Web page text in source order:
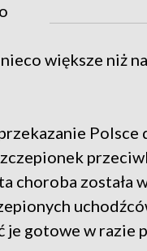
większe niż
Polsce
choroba została
je gotowe w razie